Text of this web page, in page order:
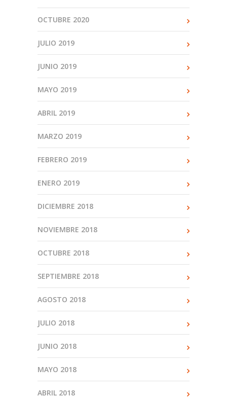
OCTUBRE 2020
JULIO 2019
JUNIO 2019
MAYO 2019
ABRIL 2019
MARZO 2019
FEBRERO 2019
ENERO 2019
DICIEMBRE 2018
NOVIEMBRE 2018
OCTUBRE 2018
SEPTIEMBRE 2018
AGOSTO 2018
JULIO 2018
JUNIO 2018
MAYO 2018
ABRIL 2018